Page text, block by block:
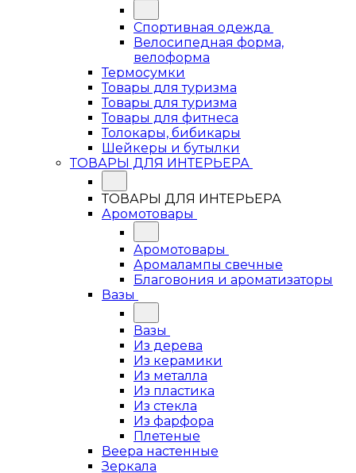
Спортивная одежда
Велосипедная форма,
велоформа
Термосумки
Товары для туризма
Товары для туризма
Товары для фитнеса
Толокары, бибикары
Шейкеры и бутылки
ТОВАРЫ ДЛЯ ИНТЕРЬЕРА
ТОВАРЫ ДЛЯ ИНТЕРЬЕРА
Аромотовары
Аромотовары
Аромалампы свечные
Благовония и ароматизаторы
Вазы
Вазы
Из дерева
Из керамики
Из металла
Из пластика
Из стекла
Из фарфора
Плетеные
Веера настенные
Зеркала